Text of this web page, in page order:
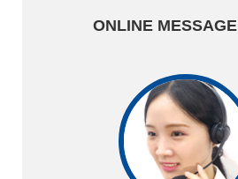
ONLINE MESSAGE